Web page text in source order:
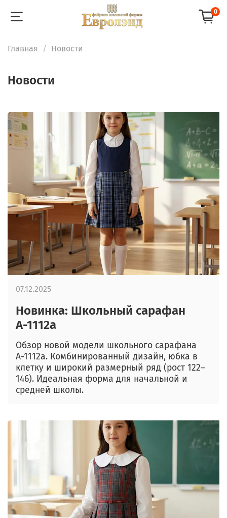
0
Главная Новости
Новости
Новинка: Школьный сарафан
А-1112а
Обзор новой модели школьного сарафана
А-1112а. Комбинированный дизайн, юбка в
клетку и широкий размерный ряд (рост 122–
146). Идеальная форма для начальной и
средней школы.
07.12.2025